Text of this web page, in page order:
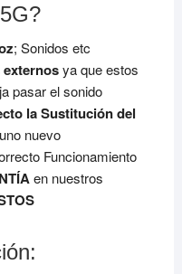
; Sonidos etc
ya que estos
pasar el sonido
la Sustitución del
nuevo
Funcionamiento
en nuestros